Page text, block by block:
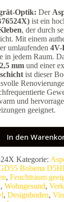
Optik: Der
ist ein
, der durch
Mit einem
umlaufenden 4V-
in jedem Raum.
2,5 mm und einer
ist dieser
und
geeignet.
In den
Kategorie:
Bolsena
, Feuchtraum
, Wohngesund,
, Designboden,